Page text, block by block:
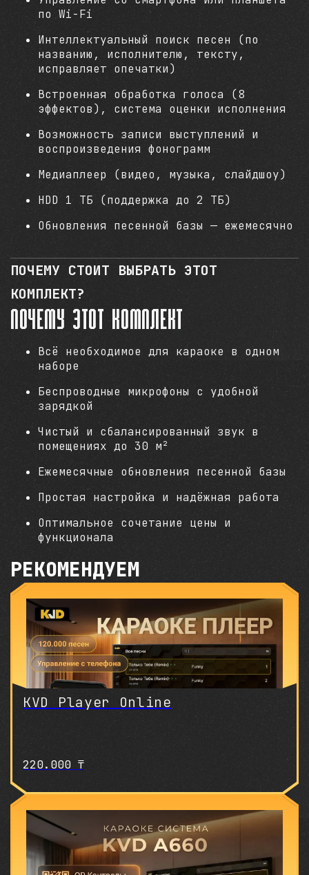
по Wi-Fi
Интеллектуальный поиск песен (по
названию, исполнителю, тексту,
исправляет опечатки)
Встроенная обработка голоса (8
эффектов), система оценки исполнения
Возможность записи выступлений и
воспроизведения фонограмм
Медиаплеер (видео, музыка, слайдшоу)
HDD 1 ТБ (поддержка до 2 ТБ)
Обновления песенной базы — ежемесячно
ПОЧЕМУ СТОИТ ВЫБРАТЬ ЭТОТ
КОМПЛЕКТ?
Почему этот комплект
Всё необходимое для караоке в одном
наборе
Беспроводные микрофоны с удобной
зарядкой
Чистый и сбалансированный звук в
помещениях до 30 м²
Ежемесячные обновления песенной базы
Простая настройка и надёжная работа
Оптимальное сочетание цены и
функционала
РЕКОМЕНДУЕМ
KVD Player Online
220.000 ₸